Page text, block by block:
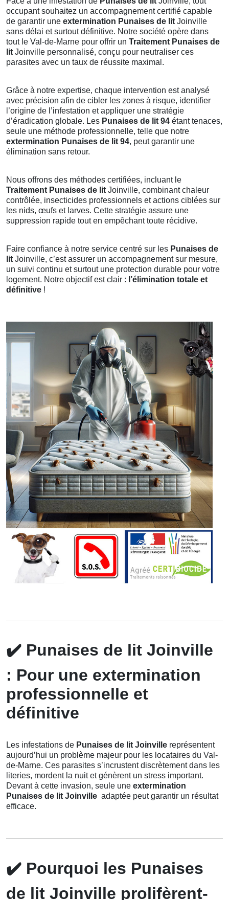
occupant souhaitez un accompagnement certifié capable
de garantir une extermination Punaises de lit Joinville
sans délai et surtout définitive. Notre société opère dans
tout le Val-de-Marne pour offrir un Traitement Punaises de
lit Joinville personnalisé, conçu pour neutraliser ces
parasites avec un taux de réussite maximal.
Grâce à notre expertise, chaque intervention est analysé
avec précision afin de cibler les zones à risque, identifier
l’origine de l’infestation et appliquer une stratégie
d’éradication globale. Les Punaises de lit 94 étant tenaces,
seule une méthode professionnelle, telle que notre
extermination Punaises de lit 94, peut garantir une
élimination sans retour.
Nous offrons des méthodes certifiées, incluant le
Traitement Punaises de lit Joinville, combinant chaleur
contrôlée, insecticides professionnels et actions ciblées sur
les nids, œufs et larves. Cette stratégie assure une
suppression rapide tout en empêchant toute récidive.
Faire confiance à notre service centré sur les Punaises de
lit Joinville, c’est assurer un accompagnement sur mesure,
un suivi continu et surtout une protection durable pour votre
logement. Notre objectif est clair : l’élimination totale et
définitive !
✔️ Punaises de lit Joinville
: Pour une extermination
professionnelle et
définitive
Les infestations de Punaises de lit Joinville représentent
aujourd’hui un problème majeur pour les locataires du Val-
de-Marne. Ces parasites s’incrustent discrètement dans les
literies, mordent la nuit et génèrent un stress important.
Devant à cette invasion, seule une extermination
Punaises de lit Joinville adaptée peut garantir un résultat
efficace.
✔️ Pourquoi les Punaises
de lit Joinville prolifèrent-